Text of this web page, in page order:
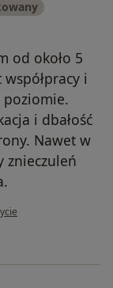
od około 5
i
poziomie.
i dbałość
Nawet w
znieczuleń
Sylwester